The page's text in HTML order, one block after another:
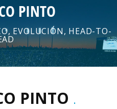
PINTO
EVOLUCIÓN, HEAD-TO-
PINTO .